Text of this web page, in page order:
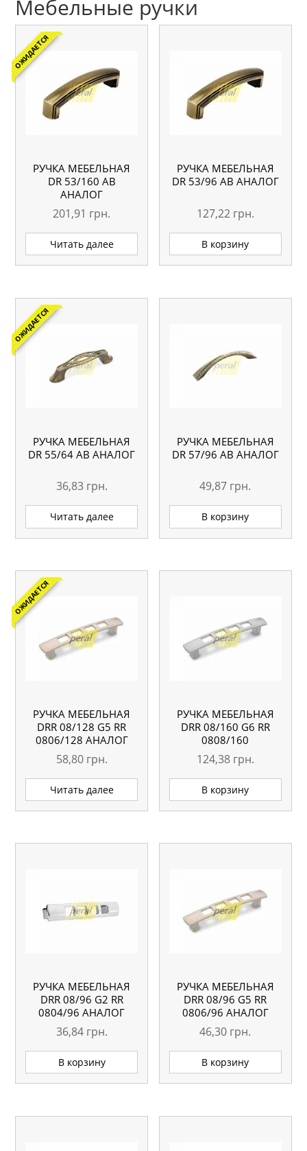
Мебельные ручки
ОЖИДАЕТСЯ
РУЧКА МЕБЕЛЬНАЯ
DR 53/160 АВ
АНАЛОГ
201,91 грн.
Читать далее
РУЧКА МЕБЕЛЬНАЯ
DR 53/96 АВ АНАЛОГ
127,22 грн.
В корзину
ОЖИДАЕТСЯ
РУЧКА МЕБЕЛЬНАЯ
DR 55/64 АВ АНАЛОГ
36,83 грн.
Читать далее
РУЧКА МЕБЕЛЬНАЯ
DR 57/96 АВ АНАЛОГ
49,87 грн.
В корзину
ОЖИДАЕТСЯ
РУЧКА МЕБЕЛЬНАЯ
DRR 08/128 G5 RR
0806/128 АНАЛОГ
58,80 грн.
Читать далее
РУЧКА МЕБЕЛЬНАЯ
DRR 08/160 G6 RR
0808/160
124,38 грн.
В корзину
РУЧКА МЕБЕЛЬНАЯ
DRR 08/96 G2 RR
0804/96 АНАЛОГ
36,84 грн.
В корзину
РУЧКА МЕБЕЛЬНАЯ
DRR 08/96 G5 RR
0806/96 АНАЛОГ
46,30 грн.
В корзину